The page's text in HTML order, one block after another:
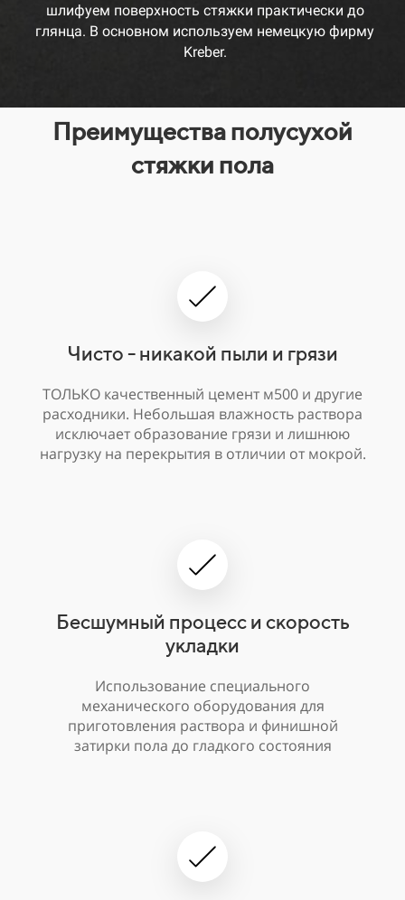
шлифуем поверхность стяжки практически до
глянца. В основном используем немецкую фирму
Kreber.
Преимущества полусухой
стяжки пола
Чисто - никакой пыли и грязи
ТОЛЬКО качественный цемент м500 и другие
расходники. Небольшая влажность раствора
исключает образование грязи и лишнюю
нагрузку на перекрытия в отличии от мокрой.
Бесшумный процесс и скорость
укладки
Использование специального
механического оборудования для
приготовления раствора и финишной
затирки пола до гладкого состояния